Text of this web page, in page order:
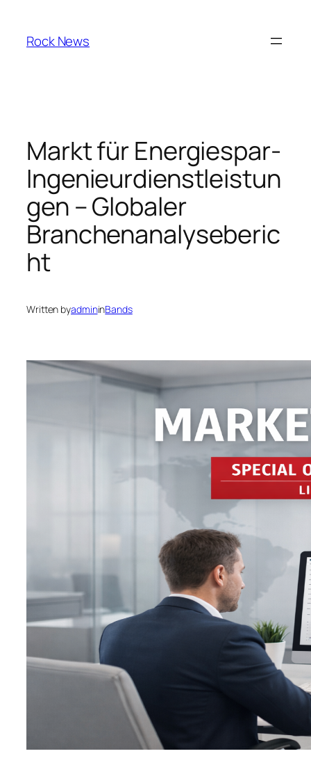
content
Rock News
Markt für Energiespar-
Ingenieurdienstleistun
gen – Globaler
Branchenanalyseberic
ht
Written byadmininBands